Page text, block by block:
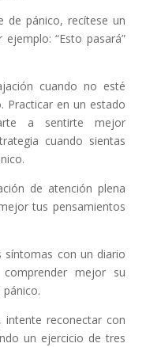
de pánico, recítese un
“Esto pasará”
cuando no esté
Practicar en un estado
a sentirte mejor
cuando sientas
de atención plena
tus pensamientos
síntomas con un diario
mejor su
pánico.
intente reconectar con
un ejercicio de tres